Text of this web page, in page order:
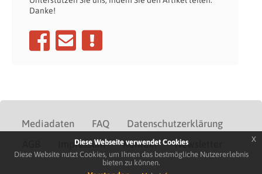
Danke!
Mediadaten FAQ
Datenschutzerklärung
Impressum Kontakt Newsletter
Diese Webseite verwendet Cookies
Diese Website nutzt Cookies, um Ihnen das bestmögliche Nutzererlebnis
bieten zu können.
x